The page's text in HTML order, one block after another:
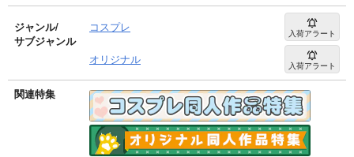
ジャンル/
サブジャンル
コスプレ 入荷アラート
オリジナル 入荷アラート
関連特集